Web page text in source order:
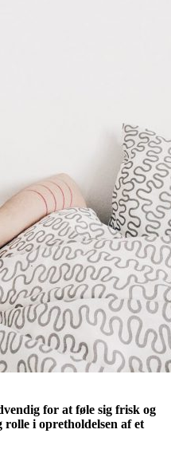
for at føle sig frisk og
rolle i opretholdelsen af et